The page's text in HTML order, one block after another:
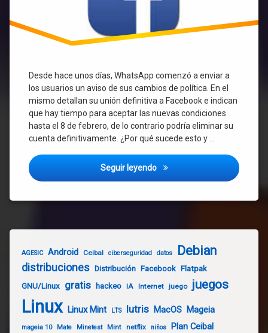
Desde hace unos días, WhatsApp comenzó a enviar a
los usuarios un aviso de sus cambios de política. En el
mismo detallan su unión definitiva a Facebook e indican
que hay tiempo para aceptar las nuevas condiciones
hasta el 8 de febrero, de lo contrario podría eliminar su
cuenta definitivamente. ¿Por qué sucede esto y …
Seguir leyendo ¿Te llegó la notificación de
AGESIC Android Ceibal ciberseguridad datos Debian
distribuciones Distribución Facebook Flatpak
GNU/Linux gratis hackeo IA Internet juego juegos
Linux Linux Mint LTS lutris MacOS Mageia
mageia 10 Mate Minetest Mint netflix niños Plan Ceibal